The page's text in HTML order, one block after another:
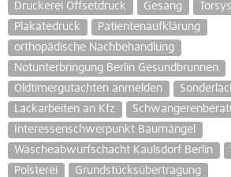
Druckerei Offsetdruck
Gesang
Plakatedruck
Patientenaufklärung
orthopädische Nachbehandlung
Notunterbringung Berlin Gesundbrunnen
Oldtimergutachten anmelden
Lackarbeiten an Kfz
Interessenschwerpunkt Baumängel
Wäscheabwurfschacht Kaulsdorf Berlin
Polsterei
Grundstücksübertragung